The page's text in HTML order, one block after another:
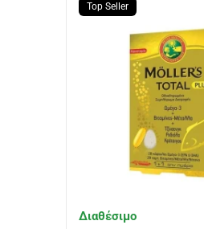
Top Seller
Διαθέσιμο